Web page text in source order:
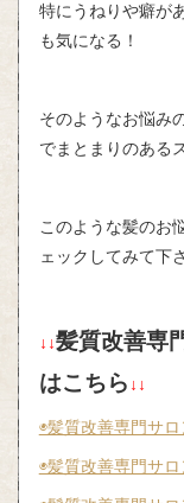
特にうねりや癖が
も気になる！
そのようなお悩み
でまとまりのある
このような髪のお
ェックしてみて下
↓↓髪質改善専
はこちら ↓↓
◉髪質改善専門サ
◉髪質改善専門サ